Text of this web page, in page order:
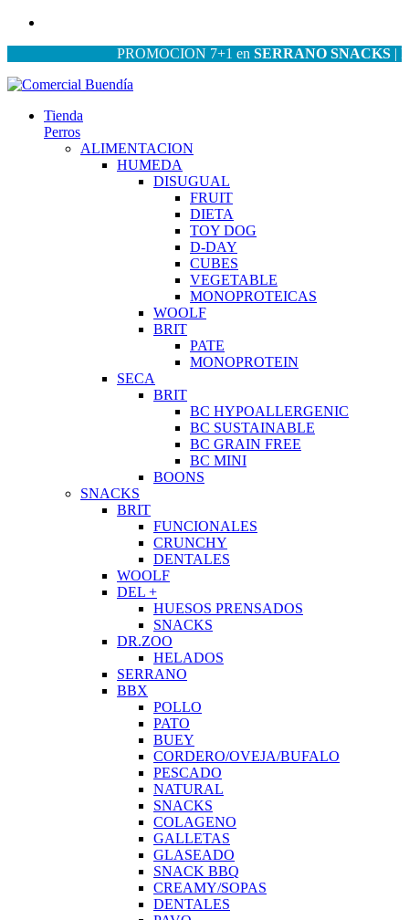
PROMOCION 7+1 enSERRANO SNACKS|
Tienda
Perros
ALIMENTACION
HUMEDA
DISUGUAL
FRUIT
DIETA
TOY DOG
D-DAY
CUBES
VEGETABLE
MONOPROTEICAS
WOOLF
BRIT
PATE
MONOPROTEIN
SECA
BRIT
BC HYPOALLERGENIC
BC SUSTAINABLE
BC GRAIN FREE
BC MINI
BOONS
SNACKS
BRIT
FUNCIONALES
CRUNCHY
DENTALES
WOOLF
DEL +
HUESOS PRENSADOS
SNACKS
DR.ZOO
HELADOS
SERRANO
BBX
POLLO
PATO
BUEY
CORDERO/OVEJA/BUFALO
PESCADO
NATURAL
SNACKS
COLAGENO
GALLETAS
GLASEADO
SNACK BBQ
CREAMY/SOPAS
DENTALES